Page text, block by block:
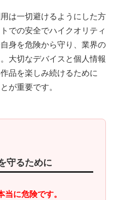
は一切避けるようにした方
での安全でハイクオリティ
身を危険から守り、業界の
大切なデバイスと個人情報
品を楽しみ続けるために
が重要です。
守るために
に危険です。